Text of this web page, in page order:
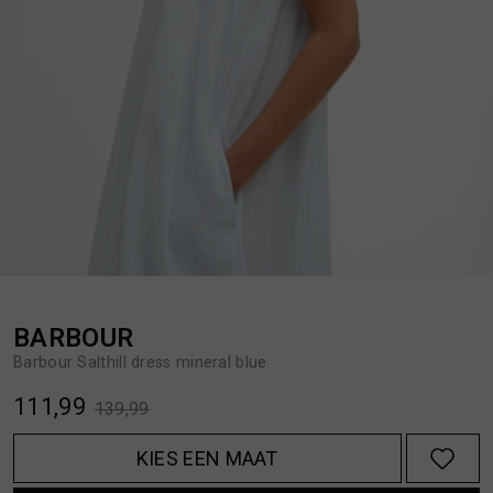
BARBOUR
Barbour Salthill dress mineral blue
111,99 139,99
KIES EEN MAAT